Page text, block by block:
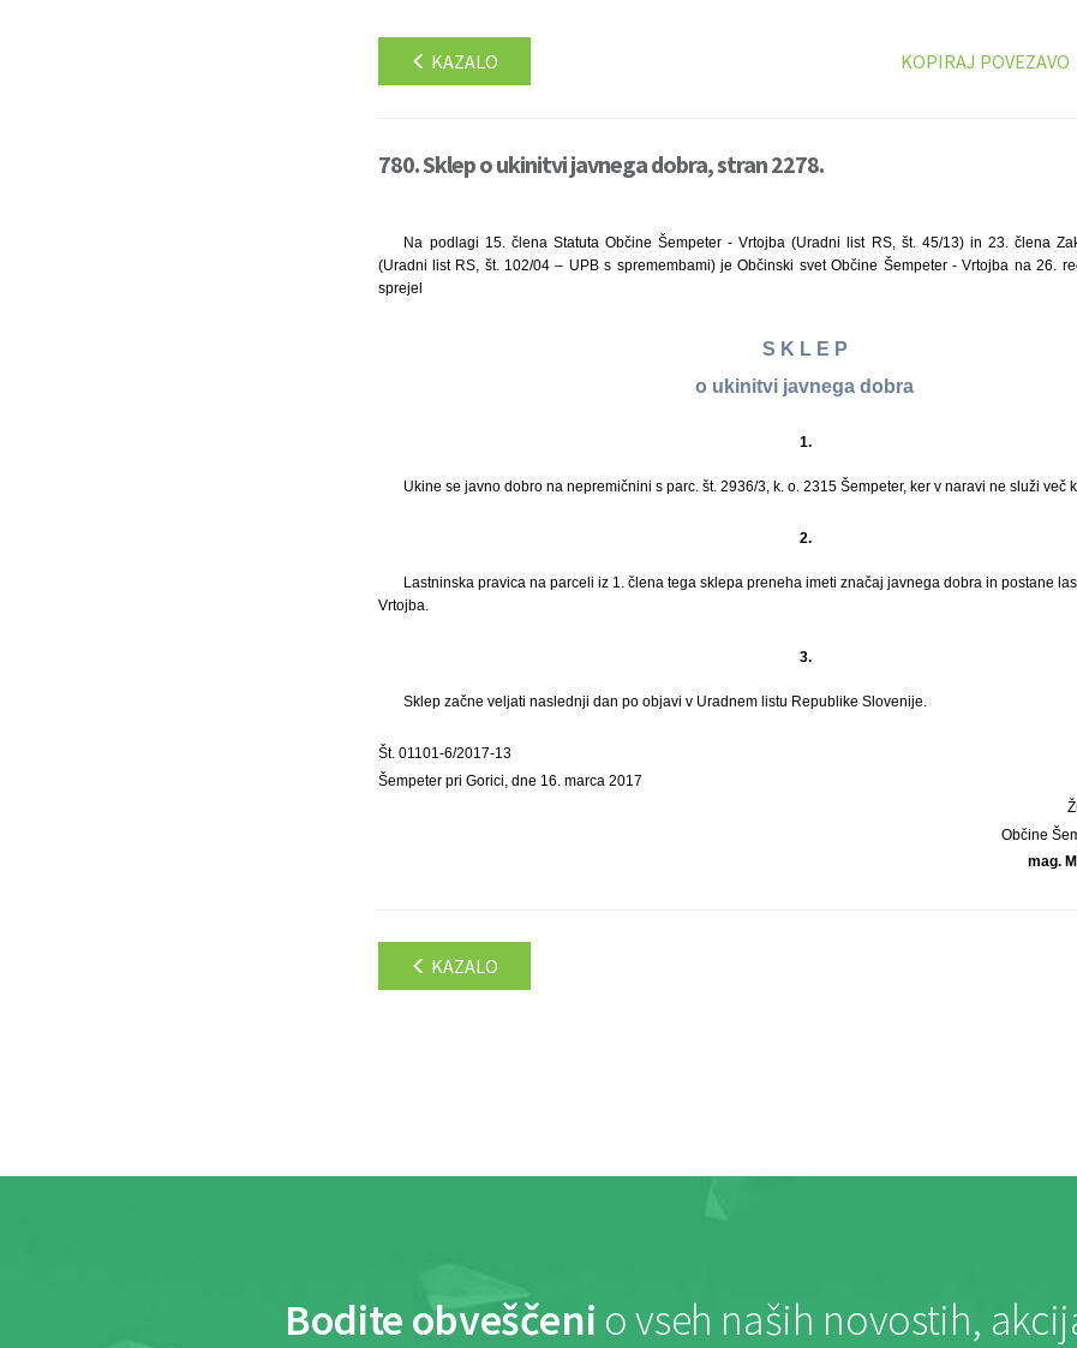
KAZALO KOPIRAJ POVEZAVO
780. Sklep o ukinitvi javnega dobra, stran 2278.
Na podlagi 15. člena Statuta Občine Šempeter - Vrtojba (Uradni list RS, št. 45/13) in 23. člena
(Uradni list RS, št. 102/04 – UPB s spremembami) je Občinski svet Občine Šempeter - Vrtojba na 26.
sprejel
S K L E P
o ukinitvi javnega dobra
1.
Ukine se javno dobro na nepremičnini s parc. št. 2936/3, k. o. 2315 Šempeter, ker v naravi ne služi več
2.
Lastninska pravica na parceli iz 1. člena tega sklepa preneha imeti značaj javnega dobra in postane
Vrtojba.
3.
Sklep začne veljati naslednji dan po objavi v Uradnem listu Republike Slovenije.
Št. 01101-6/2017-13
Šempeter pri Gorici, dne 16. marca 2017
Občine
mag.
KAZALO
Bodite obveščeni o vseh naših novostih,